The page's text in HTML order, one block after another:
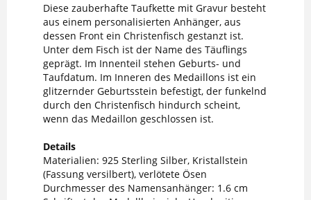
Diese zauberhafte Taufkette mit Gravur besteht
aus einem personalisierten Anhänger, aus
dessen Front ein Christenfisch gestanzt ist.
Unter dem Fisch ist der Name des Täuflings
geprägt. Im Innenteil stehen Geburts- und
Taufdatum. Im Inneren des Medaillons ist ein
glitzernder Geburtsstein befestigt, der funkelnd
durch den Christenfisch hindurch scheint,
wenn das Medaillon geschlossen ist.
Details
Materialien: 925 Sterling Silber, Kristallstein
(Fassung versilbert), verlötete Ösen
Durchmesser des Namensanhänger: 1.6 cm